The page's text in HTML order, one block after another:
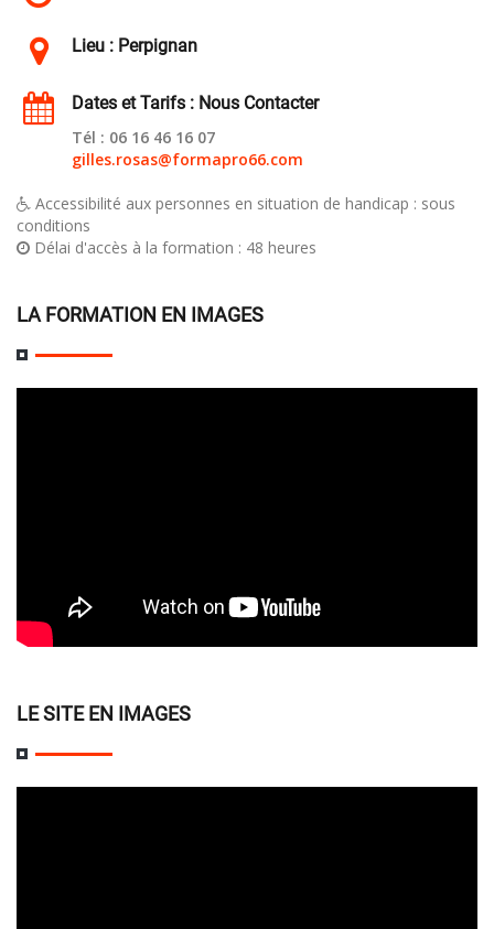
Lieu : Perpignan
Dates et Tarifs : Nous Contacter
Tél : 06 16 46 16 07
gilles.rosas@formapro66.com
Accessibilité aux personnes en situation de handicap : sous
conditions
Délai d'accès à la formation : 48 heures
LA FORMATION EN IMAGES
LE SITE EN IMAGES